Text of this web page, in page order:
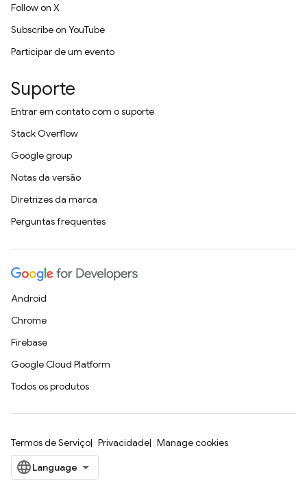
Follow on X
Subscribe on YouTube
Participar de um evento
Suporte
Entrar em contato com o suporte
Stack Overflow
Google group
Notas da versão
Diretrizes da marca
Perguntas frequentes
Android
Chrome
Firebase
Google Cloud Platform
Todos os produtos
Termos de Serviço Privacidade Manage cookies